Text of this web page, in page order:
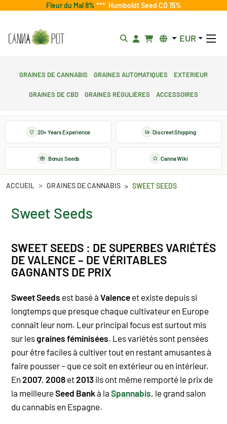
Fleur du Mal 8% *** Humboldt Seed CO 15%
EUR
Graines de cannabis Graines automatiques
Exterieur
Graines de CBD Graines régulières Accessoires
20+ Years Experience Discreet Shipping
Bonus Seeds Canna Wiki
ACCUEIL GRAINES DE CANNABIS SWEET SEEDS
Sweet Seeds
SWEET SEEDS : DE SUPERBES VARIÉTÉS
DE VALENCE – DE VÉRITABLES
GAGNANTS DE PRIX
Sweet Seeds est basé à Valence et existe depuis si
longtemps que presque chaque cultivateur en Europe
connaît leur nom. Leur principal focus est surtout mis
sur lesgraines féminisées. Les variétés sont pensées
pour être faciles à cultiver tout en restant amusantes à
faire pousser – que ce soit en extérieur ou en intérieur.
En 2007, 2008 et2013 ils ont même remporté le prix de
la meilleureSeed Bank à la Spannabis, le grand salon
du cannabis en Espagne.